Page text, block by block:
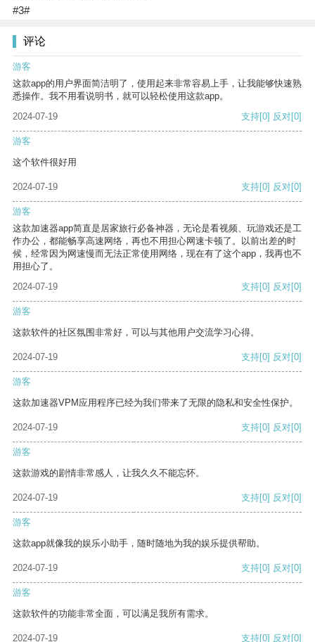
#3#
评论
游客
这款app的用户界面简洁明了，使用起来非常容易上手，让我能够快速熟
悉操作。我不用看说明书，就可以轻松使用这款app。
2024-07-19
支持[0] 反对[0]
游客
这个软件很好用
2024-07-19 支持[0] 反对[0]
游客
这款加速器app简直是居家旅行必备神器，无论是看视频、玩游戏还是工
作办公，都能畅享高速网络，再也不用担心网速卡顿了。以前出差的时
候，经常因为网速慢而无法正常使用网络，现在有了这个app，我再也不
用担心了。
2024-07-19
支持[0] 反对[0]
游客
这款软件的社区氛围非常好，可以与其他用户交流学习心得。
2024-07-19 支持[0] 反对[0]
游客
这款加速器VPM应用程序已经为我们带来了无限的隐私和安全性保护。
2024-07-19 支持[0] 反对[0]
游客
这款游戏的剧情非常感人，让我久久不能忘怀。
2024-07-19 支持[0] 反对[0]
游客
这款app就像我的娱乐小助手，随时随地为我的娱乐提供帮助。
2024-07-19 支持[0] 反对[0]
游客
这款软件的功能非常全面，可以满足我所有需求。
2024-07-19 支持[0] 反对[0]